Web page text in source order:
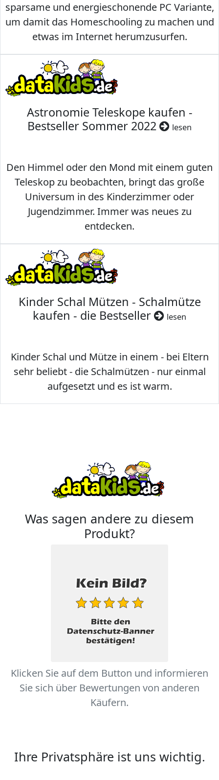
sparsame und energieschonende PC Variante,
um damit das Homeschooling zu machen und
etwas im Internet herumzusurfen.
Astronomie Teleskope kaufen -
Bestseller Sommer 2022
lesen
Den Himmel oder den Mond mit einem guten
Teleskop zu beobachten, bringt das große
Universum in des Kinderzimmer oder
Jugendzimmer. Immer was neues zu
entdecken.
Kinder Schal Mützen - Schalmütze
kaufen - die Bestseller
lesen
Kinder Schal und Mütze in einem - bei Eltern
sehr beliebt - die Schalmützen - nur einmal
aufgesetzt und es ist warm.
Was sagen andere zu diesem
Produkt?
Klicken Sie auf dem Button und informieren
Sie sich über Bewertungen von anderen
Käufern.
Ihre Privatsphäre ist uns wichtig.